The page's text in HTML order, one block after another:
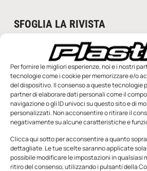
Per fornire le migliori esperienze, noi e i nostri
tecnologie come i cookie per memorizzare e/o
del dispositivo. Il consenso a queste tecnologie
partner di elaborare dati personali come il
navigazione o gli ID univoci su questo sito e di
personalizzati. Non acconsentire o ritirare il
negativamente su alcune caratteristiche e
Clicca qui sotto per acconsentire a quanto
dettagliate. Le tue scelte saranno applicate
possibile modificare le impostazioni in qualsiasi
ritiro del consenso, utilizzando i pulsanti della
SFOGLIA LA RIVISTA
n.5 - Giugno 2026 n.4 - Maggio 2026
Edicola Web